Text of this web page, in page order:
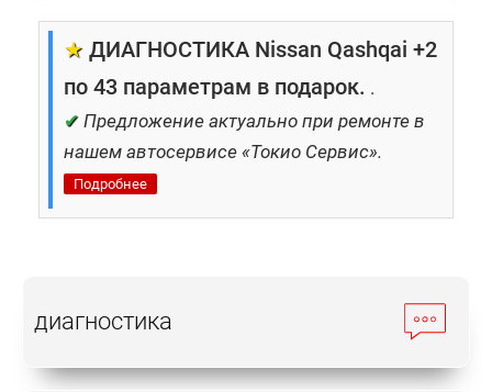
★ ДИАГНОСТИКА Nissan Qashqai +2
по 43 параметрам в подарок. .
✔ Предложение актуально при ремонте в
нашем автосервисе «Токио Сервис».
Подробнее
диагностика